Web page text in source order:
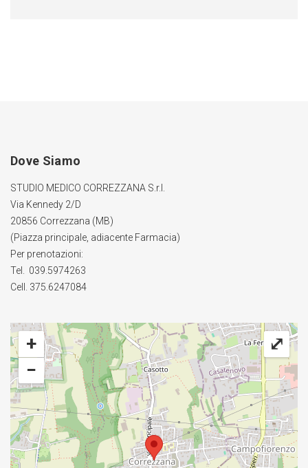
Dove Siamo
STUDIO MEDICO CORREZZANA S.r.l.
Via Kennedy 2/D
20856 Correzzana (MB)
(Piazza principale, adiacente Farmacia)
Per prenotazioni:
Tel. 039.5974263
Cell. 375.6247084
+
−
⤢